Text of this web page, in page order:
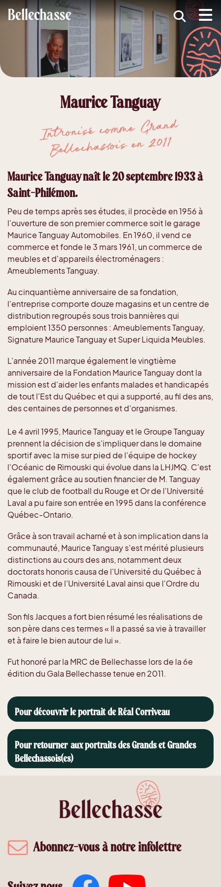
(Développement économique )
(Services )
(Guide d'accueil nouveaux arrivants )
Maurice Tanguay
Intronisé comme Grand
Bellechassois en 2011
Maurice Tanguay naît le 20 septembre 1933 à
Saint-Philémon.
Peu de temps après ses études, il procède en 1956 à
l'ouverture de son premier commerce soit le garage
Maurice Tanguay Automobiles. En 1960, il vend ce
commerce et fonde le 3 mars 1961, un commerce de
meubles et d'appareils électroménagers :
Ameublements Tanguay.
Au cinquantième anniversaire de sa fondation,
l'entreprise comporte douze magasins et un centre de
distribution regroupés sous trois bannières qui
emploient 1350 personnes : Ameublements Tanguay,
Signature Maurice Tanguay et Super Liquida Meubles.
L'année 2011 marque également le vingtième
anniversaire de la Fondation Maurice Tanguay dont la
mission est d'aider les enfants malades et handicapés
de tout l'Est du Québec et qui a supporté, au fil des ans,
des centaines de personnes et d'organismes.
Le 4 avril 1995, Maurice Tanguay et le Groupe Tanguay
prennent la décision de s'impliquer dans le domaine
sportif avec la mise sur pied de l'équipe de hockey
l'Océanic de Rimouski qui évolue dans la LHJMQ. C'est
également grâce au soutien financier de M. Tanguay
que le club de football du Rouge et Or de l'Université
Laval a pu faire son entrée en 1995 dans la conférence
Québec-Ontario.
Grâce à son travail acharné et à son implication dans la
communauté, Maurice Tanguay s'est mérité plusieurs
distinctions au cours des ans, notamment deux
doctorats honoris causa de l'Université du Québec à
Rimouski et de l'Université Laval ainsi que l'Ordre du
Canada.
Son fils Jacques a fort bien résumé les réalisations de
son père dans ces termes « Il a passé sa vie à travailler
et à faire le bien autour de lui ».
Fut honoré par la MRC de Bellechasse lors de la 6e
édition du Gala Bellechasse tenue en 2011.
Pour découvrir le portrait de Réal Corriveau
Pour retourner aux portraits des Grands et Grandes
Bellechassois(es)
Abonnez-vous à notre infolettre